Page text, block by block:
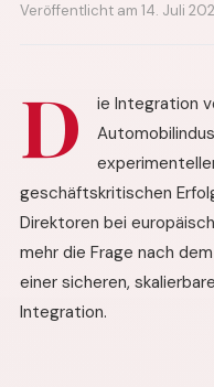
Veröffentlicht am 14. Juli
D
ie Integration
geschäftskritischen
Direktoren bei
mehr die Frage nach
einer sicheren,
Integration.